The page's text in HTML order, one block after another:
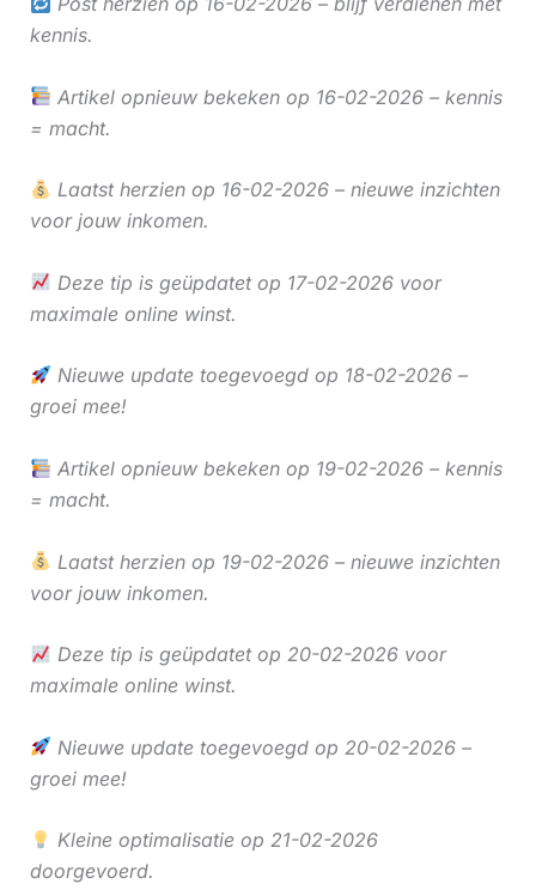
kennis.
Artikel opnieuw bekeken op 16-02-2026 – kennis
= macht.
Laatst herzien op 16-02-2026 – nieuwe inzichten
voor jouw inkomen.
Deze tip is geüpdatet op 17-02-2026 voor
maximale online winst.
Nieuwe update toegevoegd op 18-02-2026 –
groei mee!
Artikel opnieuw bekeken op 19-02-2026 – kennis
= macht.
Laatst herzien op 19-02-2026 – nieuwe inzichten
voor jouw inkomen.
Deze tip is geüpdatet op 20-02-2026 voor
maximale online winst.
Nieuwe update toegevoegd op 20-02-2026 –
groei mee!
Kleine optimalisatie op 21-02-2026
doorgevoerd.